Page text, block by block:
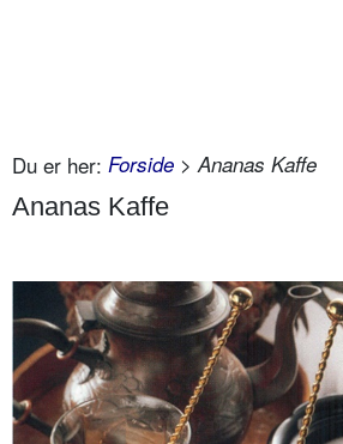
Du er her: Forside > Ananas Kaffe
Ananas Kaffe